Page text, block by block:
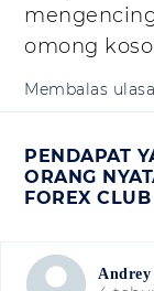
omong
Membalas
PENDAPAT
ORANG
FOREX CLUB